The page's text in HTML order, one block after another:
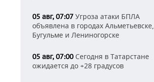
05 авг, 07:07 Угроза атаки БПЛА
объявлена в городах Альметьевске,
Бугульме и Лениногорске
05 авг, 07:00Сегодня в Татарстане
ожидается до +28 градусов